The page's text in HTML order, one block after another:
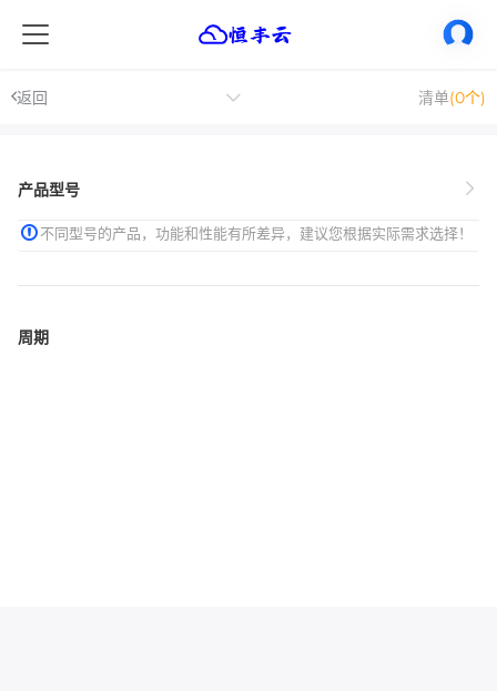
返回 清单(0个)
产品型号
不同型号的产品，功能和性能有所差异，建议您根据实际需求选择！
周期